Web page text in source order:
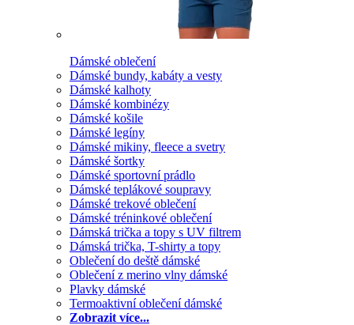
Dámské oblečení
Dámské bundy, kabáty a vesty
Dámské kalhoty
Dámské kombinézy
Dámské košile
Dámské legíny
Dámské mikiny, fleece a svetry
Dámské šortky
Dámské sportovní prádlo
Dámské teplákové soupravy
Dámské trekové oblečení
Dámské tréninkové oblečení
Dámská trička a topy s UV filtrem
Dámská trička, T-shirty a topy
Oblečení do deště dámské
Oblečení z merino vlny dámské
Plavky dámské
Termoaktivní oblečení dámské
Zobrazit více...